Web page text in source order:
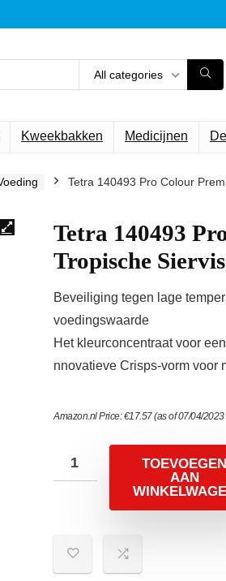
All categories
Kweekbakken Medicijnen
Tetra 140493 Pro Colour
Tetra 140493
Tropische
Beveiliging tegen lage
voedingswaarde
Het kleurconcentraat voor
nnovatieve Crisps-vorm voor
Amazon.nl Price:€17.57(as of 07/04/2023
TOEVOEGEN
AAN